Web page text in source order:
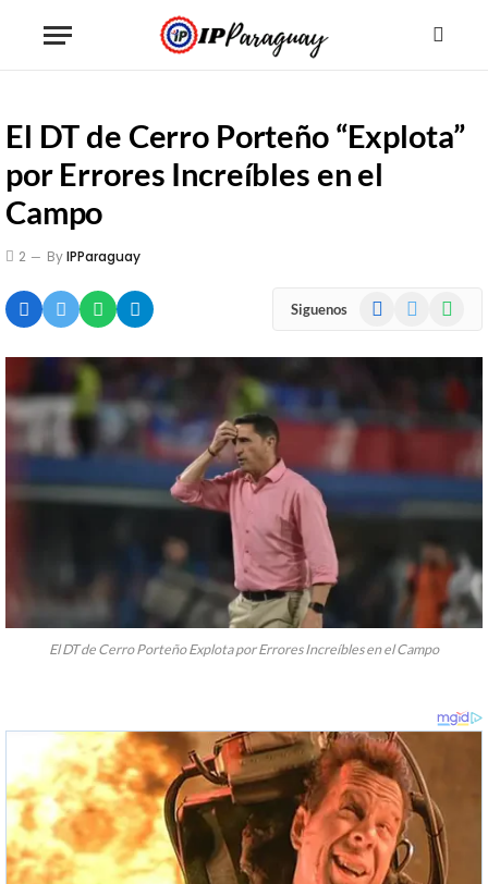
El DT de Cerro Porteño “Explota”
por Errores Increíbles en el
Campo
2 ByIPParaguay
Siguenos Facebook
El DT de Cerro Porteño Explota por Errores Increíbles en el Campo